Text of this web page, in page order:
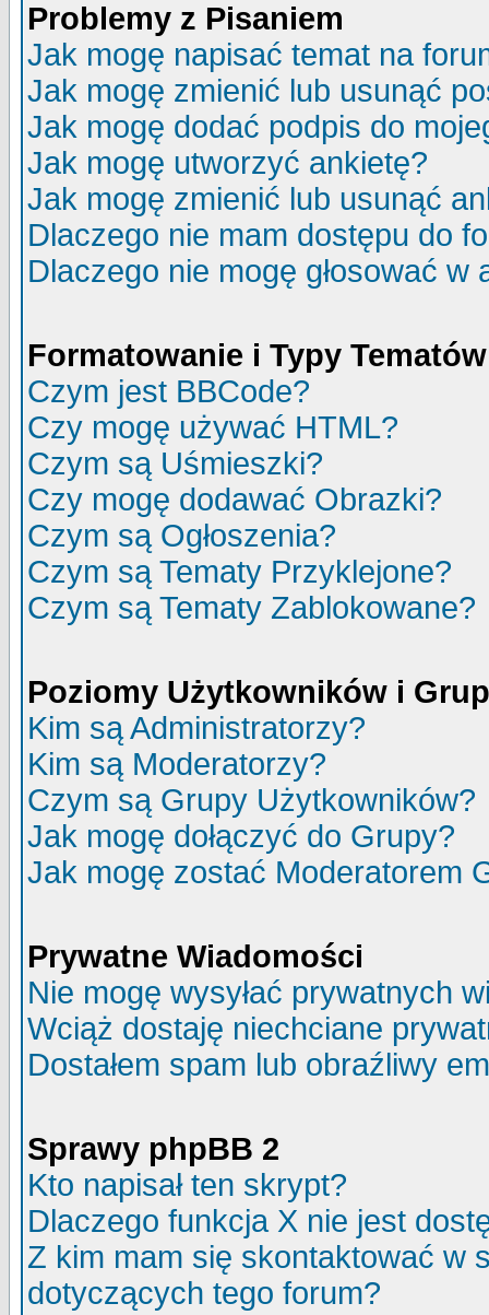
Problemy z Pisaniem
Jak mogę napisać temat na
Jak mogę zmienić lub usunąć
Jak mogę dodać podpis do
Jak mogę utworzyć ankietę?
Jak mogę zmienić lub usunąć
Dlaczego nie mam dostępu do
Dlaczego nie mogę głosować w
Formatowanie i Typy Tematów
Czym jest BBCode?
Czy mogę używać HTML?
Czym są Uśmieszki?
Czy mogę dodawać Obrazki?
Czym są Ogłoszenia?
Czym są Tematy Przyklejone?
Czym są Tematy Zablokowane?
Poziomy Użytkowników i
Kim są Administratorzy?
Kim są Moderatorzy?
Czym są Grupy Użytkowników?
Jak mogę dołączyć do Grupy?
Jak mogę zostać Moderatorem
Prywatne Wiadomości
Nie mogę wysyłać prywatnych
Wciąż dostaję niechciane
Dostałem spam lub obraźliwy
Sprawy phpBB 2
Kto napisał ten skrypt?
Dlaczego funkcja X nie jest
Z kim mam się skontaktować w
dotyczących tego forum?